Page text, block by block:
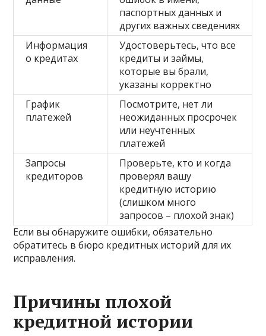
паспортных данных и
других важных сведениях
Информация
о кредитах
Удостоверьтесь, что все
кредиты и займы,
которые вы брали,
указаны корректно
График
платежей
Посмотрите, нет ли
неожиданных просрочек
или неучтенных
платежей
Запросы
кредиторов
Проверьте, кто и когда
проверял вашу
кредитную историю
(слишком много
запросов – плохой знак)
Если вы обнаружите ошибки, обязательно
обратитесь в бюро кредитных историй для их
исправления.
Причины плохой
кредитной истории